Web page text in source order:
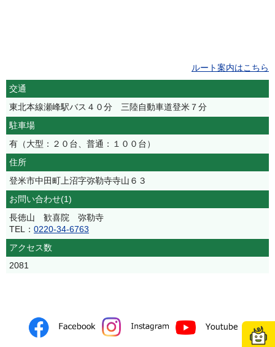
ルート案内はこちら
交通
東北本線瀬峰駅バス４０分 三陸自動車道登米７分
駐車場
有（大型：２０台、普通：１００台）
住所
登米市中田町上沼字弥勒寺寺山６３
お問い合わせ(1)
長徳山 歓喜院 弥勒寺
TEL： 0220-34-6763
アクセス数
2081